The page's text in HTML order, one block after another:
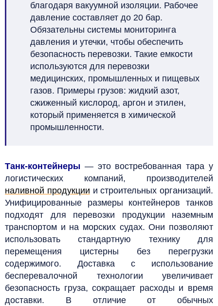
благодаря вакуумной изоляции. Рабочее
давление составляет до 20 бар.
Обязательны системы мониторинга
давления и утечки, чтобы обеспечить
безопасность перевозки. Такие емкости
используются для перевозки
медицинских, промышленных и пищевых
газов. Примеры грузов: жидкий азот,
сжиженный кислород, аргон и этилен,
который применяется в химической
промышленности.
Танк-контейнеры — это востребованная тара у
логистических компаний, производителей
наливной продукции и строительных организаций.
Унифицированные размеры контейнеров танков
подходят для перевозки продукции наземным
транспортом и на морских судах. Они позволяют
использовать стандартную технику для
перемещения цистерны без перегрузки
содержимого. Доставка с использование
бесперевалочной технологии увеличивает
безопасность груза, сокращает расходы и время
доставки. В отличие от обычных